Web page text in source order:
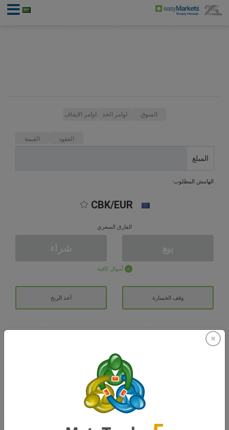
السوق اوامر الحد اوامر الايقاف
العقود القيمة
المبلغ
الهامش المطلوب:
CBK/EUR
الفارق السعري
أموال كافية
وقف الخسارة أخذ الربح